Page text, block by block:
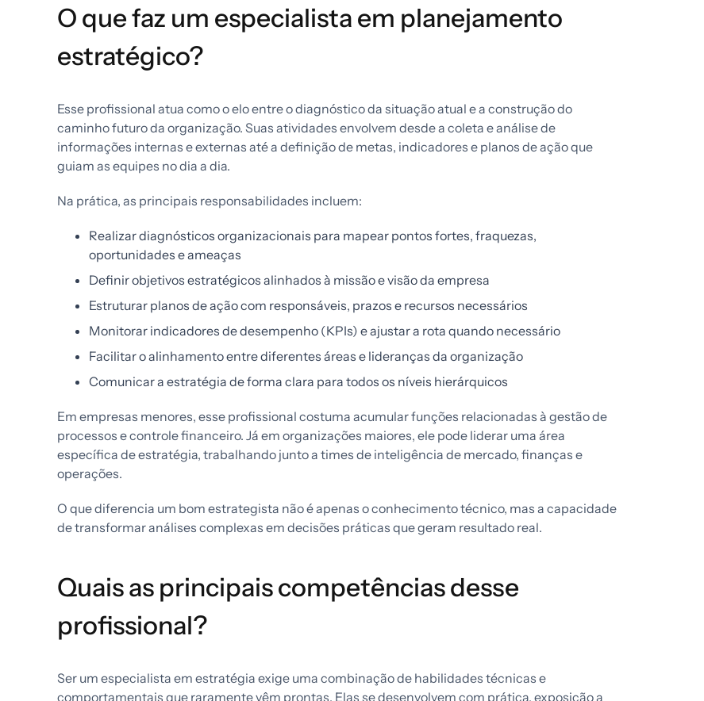
O que faz um especialista em planejamento
estratégico?
Esse profissional atua como o elo entre o diagnóstico da situação atual e a construção do
caminho futuro da organização. Suas atividades envolvem desde a coleta e análise de
informações internas e externas até a definição de metas, indicadores e planos de ação que
guiam as equipes no dia a dia.
Na prática, as principais responsabilidades incluem:
Realizar diagnósticos organizacionais para mapear pontos fortes, fraquezas,
oportunidades e ameaças
Definir objetivos estratégicos alinhados à missão e visão da empresa
Estruturar planos de ação com responsáveis, prazos e recursos necessários
Monitorar indicadores de desempenho (KPIs) e ajustar a rota quando necessário
Facilitar o alinhamento entre diferentes áreas e lideranças da organização
Comunicar a estratégia de forma clara para todos os níveis hierárquicos
Em empresas menores, esse profissional costuma acumular funções relacionadas à gestão de
processos e controle financeiro. Já em organizações maiores, ele pode liderar uma área
específica de estratégia, trabalhando junto a times de inteligência de mercado, finanças e
operações.
O que diferencia um bom estrategista não é apenas o conhecimento técnico, mas a capacidade
de transformar análises complexas em decisões práticas que geram resultado real.
Quais as principais competências desse
profissional?
Ser um especialista em estratégia exige uma combinação de habilidades técnicas e
comportamentais que raramente vêm prontas. Elas se desenvolvem com prática, exposição a